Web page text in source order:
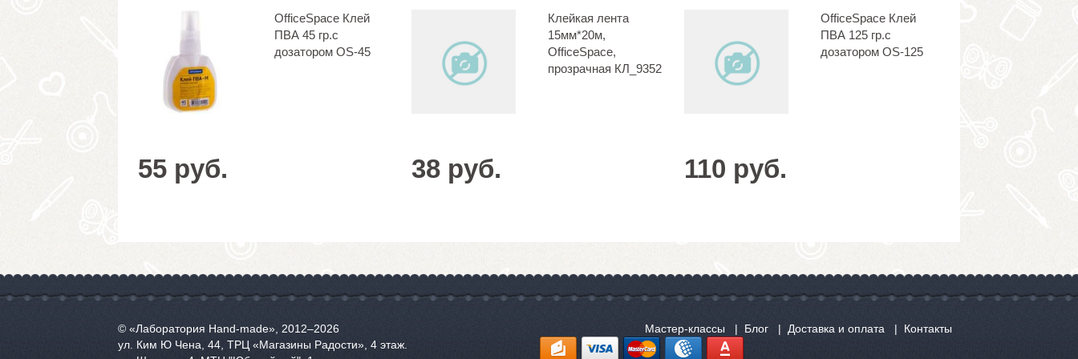
OfficeSpace Клей
ПВА 45 гр.с
дозатором OS-45
55 руб.
Клейкая лента
15мм*20м,
OfficeSpace,
прозрачная КЛ_9352
38 руб.
OfficeSpace Клей
ПВА 125 гр.с
дозатором OS-125
110 руб.
© «Лаборатория Hand-made», 2012‒2026
ул. Ким Ю Чена, 44, ТРЦ «Магазины Радости», 4 этаж.
Мастер-классы Блог Доставка и оплата Контакты